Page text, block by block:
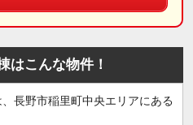
こんな物件！
長野市稲里町中央エリアにある